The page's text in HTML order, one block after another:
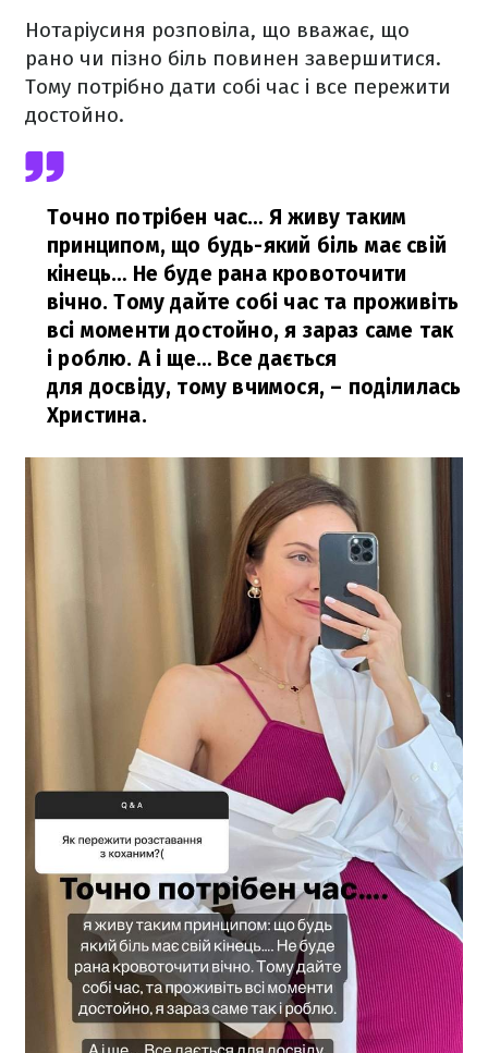
Нотаріусиня розповіла, що вважає, що
рано чи пізно біль повинен завершитися.
Тому потрібно дати собі час і все пережити
достойно.
Точно потрібен час… Я живу таким
принципом, що будь-який біль має свій
кінець… Не буде рана кровоточити
вічно. Тому дайте собі час та проживіть
всі моменти достойно, я зараз саме так
і роблю. А і ще… Все дається
для досвіду, тому вчимося, – поділилась
Христина.